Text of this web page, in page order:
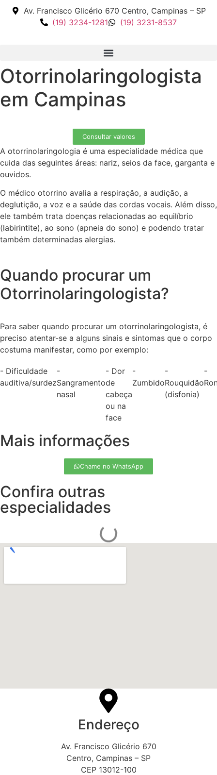
Av. Francisco Glicério 670 Centro, Campinas – SP
(19) 3234-1281
(19) 3231-8537
Otorrinolaringologista
em Campinas
Consultar valores
A otorrinolaringologia é uma especialidade médica que
cuida das seguintes áreas: nariz, seios da face, garganta e
ouvidos.
O médico otorrino avalia a respiração, a audição, a
deglutição, a voz e a saúde das cordas vocais. Além disso,
ele também trata doenças relacionadas ao equilíbrio
(labirintite), ao sono (apneia do sono) e podendo tratar
também determinadas alergias.
Quando procurar um
Otorrinolaringologista?
Para saber quando procurar um otorrinolaringologista, é
preciso atentar-se a alguns sinais e sintomas que o corpo
costuma manifestar, como por exemplo:
- Dificuldade
auditiva/surdez
-
Sangramento
nasal
- Dor
de
cabeça
ou na
face
-
Zumbido
-
Rouquidão
(disfonia)
-
Mais informações
Chame no WhatsApp
Confira outras
especialidades
Endereço
Av. Francisco Glicério 670
Centro, Campinas – SP
CEP 13012-100